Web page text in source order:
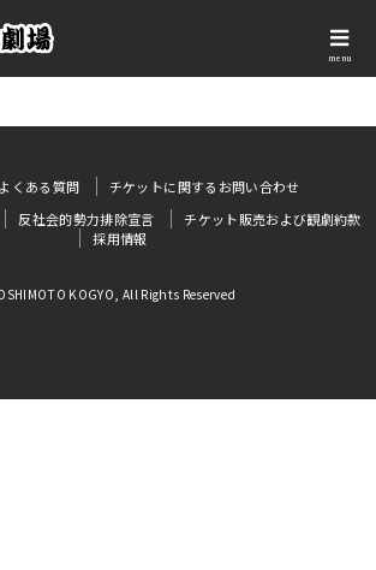
menu
よくある質問
チケットに関するお問い合わせ
反社会的勢力排除宣言
チケット販売および観劇約款
採用情報
KOGYO, All Rights Reserved